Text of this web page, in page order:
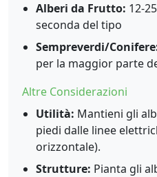
Alberi da Frutto: 12-
seconda del tipo
Sempreverdi/
per la maggior parte
Altre Considerazioni
Utilità: Mantieni gli
piedi dalle linee
orizzontale).
Strutture: Pianta gli